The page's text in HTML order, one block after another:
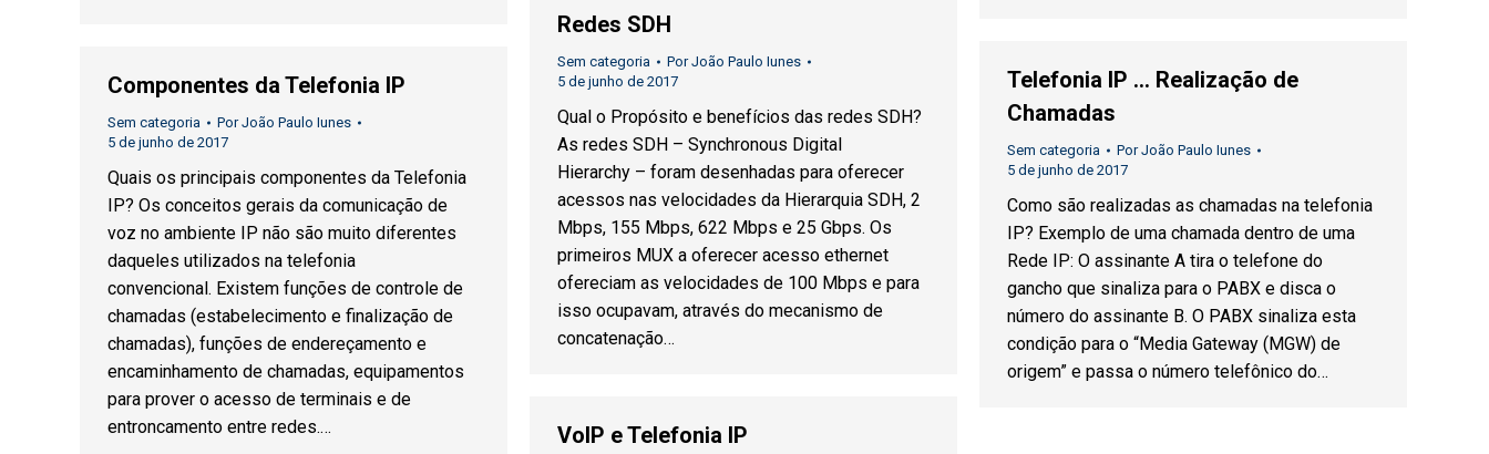
Redes SDH
Sem categoria PorJoão Paulo Iunes
5 de junho de 2017
Qual o Propósito e benefícios das redes SDH?
As redes SDH – Synchronous Digital
Hierarchy – foram desenhadas para oferecer
acessos nas velocidades da Hierarquia SDH, 2
Mbps, 155 Mbps, 622 Mbps e 25 Gbps. Os
primeiros MUX a oferecer acesso ethernet
ofereciam as velocidades de 100 Mbps e para
isso ocupavam, através do mecanismo de
concatenação…
Telefonia IP … Realização de
Chamadas
Sem categoria PorJoão Paulo Iunes
5 de junho de 2017
Como são realizadas as chamadas na telefonia
IP? Exemplo de uma chamada dentro de uma
Rede IP: O assinante A tira o telefone do
gancho que sinaliza para o PABX e disca o
número do assinante B. O PABX sinaliza esta
condição para o “Media Gateway (MGW) de
origem” e passa o número telefônico do…
Componentes da Telefonia IP
Sem categoria PorJoão Paulo Iunes
5 de junho de 2017
Quais os principais componentes da Telefonia
IP? Os conceitos gerais da comunicação de
voz no ambiente IP não são muito diferentes
daqueles utilizados na telefonia
convencional. Existem funções de controle de
chamadas (estabelecimento e finalização de
chamadas), funções de endereçamento e
encaminhamento de chamadas, equipamentos
para prover o acesso de terminais e de
entroncamento entre redes.…
VoIP e Telefonia IP